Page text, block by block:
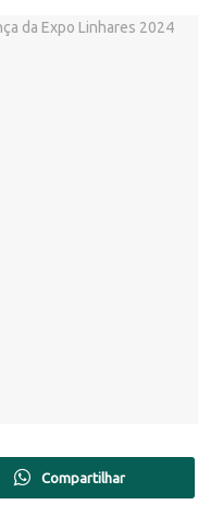
Compartilhar